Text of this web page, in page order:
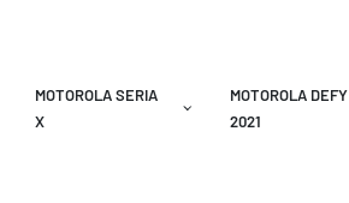
MOTOROLA SERIA
X
MOTOROLA DEFY
2021